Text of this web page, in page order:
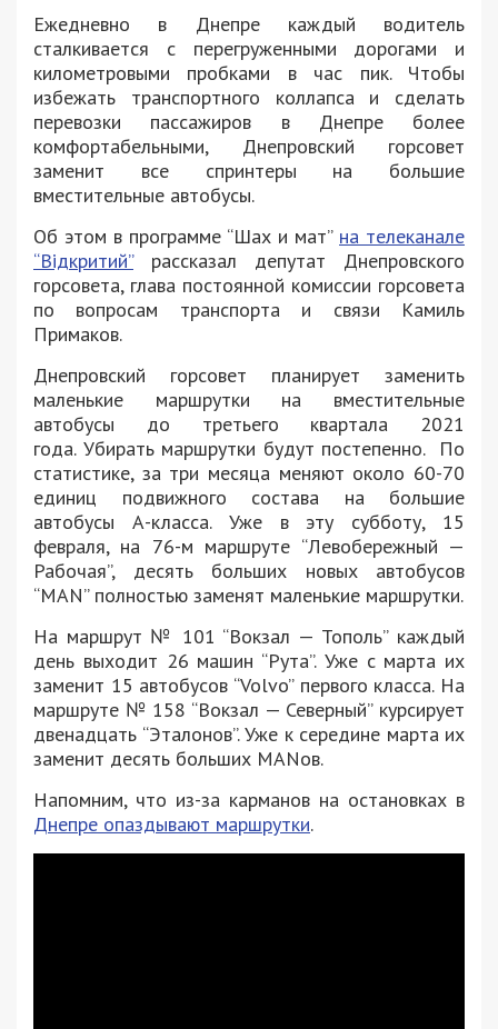
Ежедневно в Днепре каждый водитель
сталкивается с перегруженными дорогами и
километровыми пробками в час пик. Чтобы
избежать транспортного коллапса и сделать
перевозки пассажиров в Днепре более
комфортабельными, Днепровский горсовет
заменит все спринтеры на большие
вместительные автобусы.
Об этом в программе “Шах и мат” на телеканале
“Відкритий”рассказал депутат Днепровского
горсовета, глава постоянной комиссии горсовета
по вопросам транспорта и связи Камиль
Примаков.
Днепровский горсовет планирует заменить
маленькие маршрутки на вместительные
автобусы до третьего квартала 2021
года. Убирать маршрутки будут постепенно. По
статистике, за три месяца меняют около 60-70
единиц подвижного состава на большие
автобусы А-класса. Уже в эту субботу, 15
февраля, на 76-м маршруте “Левобережный —
Рабочая”, десять больших новых автобусов
“MAN” полностью заменят маленькие маршрутки.
На маршрут № 101 “Вокзал — Тополь” каждый
день выходит 26 машин “Рута”. Уже с марта их
заменит 15 автобусов “Volvo” первого класса. На
маршруте № 158 “Вокзал — Северный” курсирует
двенадцать “Эталонов”. Уже к середине марта их
заменит десять больших MANов.
Напомним, что из-за карманов на остановках в
Днепре опаздывают маршрутки.